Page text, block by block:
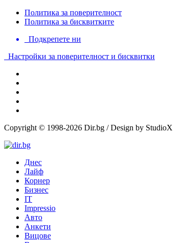
Политика за поверителност
Политика за бисквитките
Подкрепете ни
Настройки за поверителност и бисквитки
Copyright © 1998-2026 Dir.bg / Design by StudioX
Днес
Лайф
Корнер
Бизнес
IT
Impressio
Авто
Анкети
Вицове